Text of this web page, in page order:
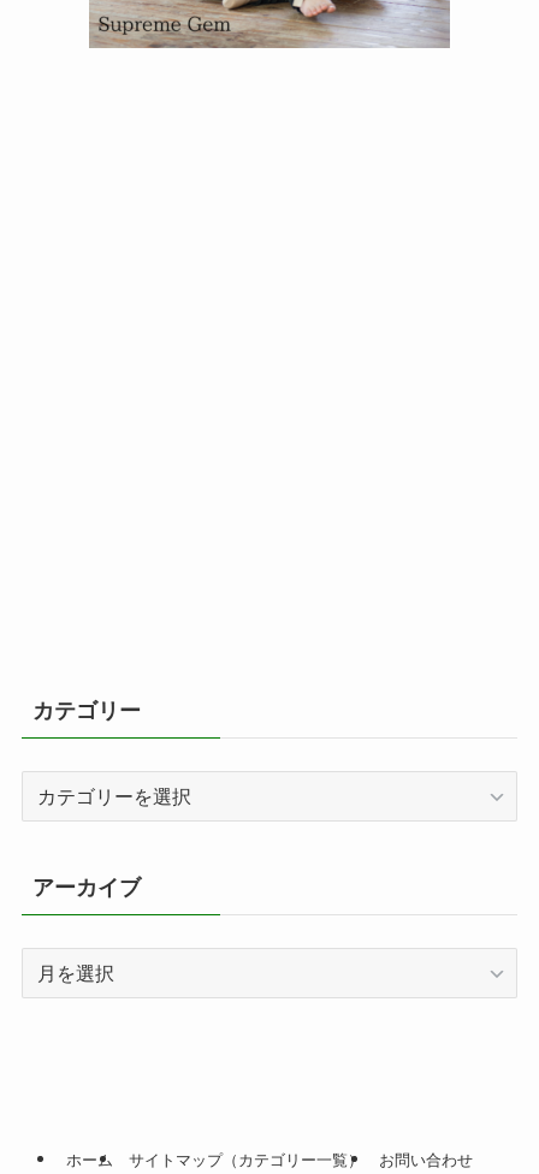
カテゴリー
リ
ー
アーカイブ
ホーム サイトマップ（カテゴリー一覧） お問い合わせ